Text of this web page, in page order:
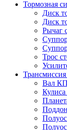
Тормозная
Диск
Диск
Рычаг
Трос
Трансмиссия
Вал